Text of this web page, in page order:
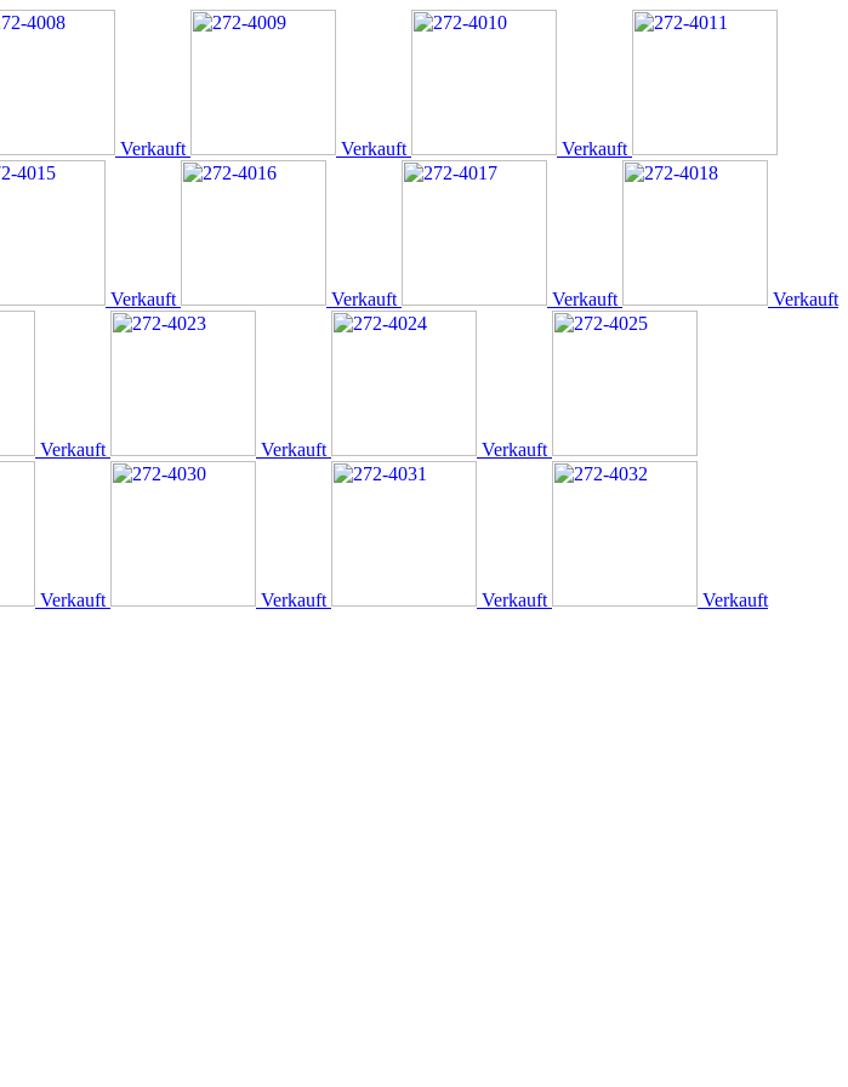
Verkauft Verkauft Verkauft
Verkauft Verkauft Verkauft Verkauft
Verkauft Verkauft Verkauft
Verkauft Verkauft Verkauft Verkauft